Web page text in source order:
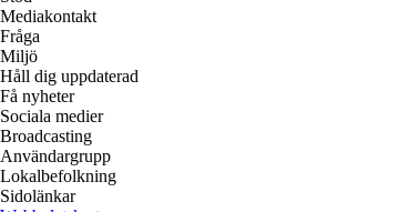
Mediakontakt
Fråga
Miljö
Håll dig uppdaterad
Få nyheter
Sociala medier
Broadcasting
Användargrupp
Lokalbefolkning
Sidolänkar